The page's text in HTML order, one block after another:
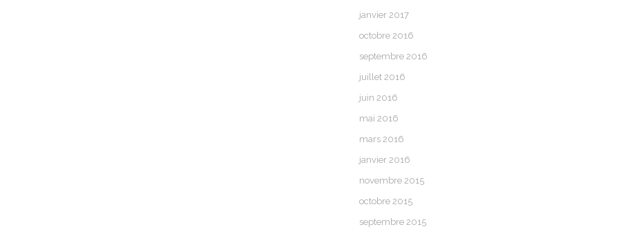
janvier 2017
octobre 2016
septembre 2016
juillet 2016
juin 2016
mai 2016
mars 2016
janvier 2016
novembre 2015
octobre 2015
septembre 2015